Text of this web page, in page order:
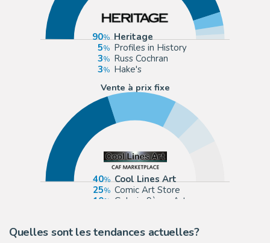
90
Heritage
5
Profiles in History
3
Russ Cochran
3
Hake's
Vente à prix fixe
40
Cool Lines Art
25
Comic Art Store
10
Galerie 9ème Art
Quelles sont les tendances actuelles?